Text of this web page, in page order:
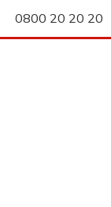
0800 20 20 20